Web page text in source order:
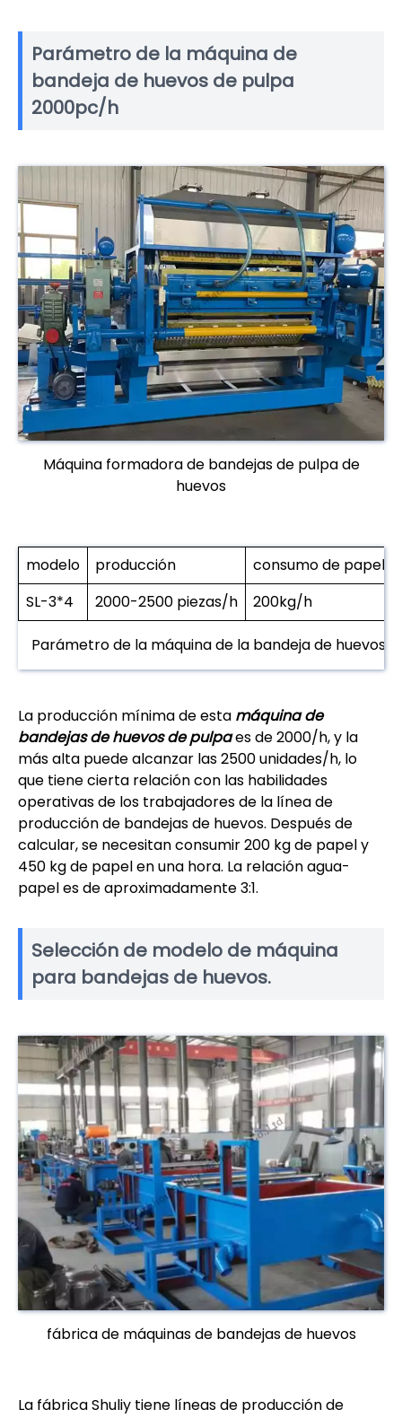
Parámetro de la máquina de
bandeja de huevos de pulpa
2000pc/h
Máquina formadora de bandejas de pulpa de
huevos
modelo producción consumo de papel
SL-3*4
2000-2500 piezas/h 200kg/h
Parámetro de la máquina de la bandeja de huevos
La producción mínima de esta máquina de
bandejas de huevos de pulpaes de 2000/h, y la
más alta puede alcanzar las 2500 unidades/h, lo
que tiene cierta relación con las habilidades
operativas de los trabajadores de la línea de
producción de bandejas de huevos. Después de
calcular, se necesitan consumir 200 kg de papel y
450 kg de papel en una hora. La relación agua-
papel es de aproximadamente 3:1.
Selección de modelo de máquina
para bandejas de huevos.
fábrica de máquinas de bandejas de huevos
La fábrica Shuliy tiene líneas de producción de